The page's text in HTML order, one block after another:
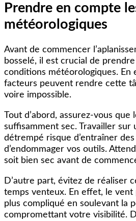
Prendre en compte
météorologiques
Avant de commencer
bosselé, il est crucial de
conditions météorologiques. En
facteurs peuvent rendre cette
voire impossible.
Tout d’abord, assurez-vous que
suffisamment sec. Travailler sur
détrempé risque d’entraîner
d’endommager vos outils.
soit bien sec avant de
D’autre part, évitez de réaliser
temps venteux. En effet, le vent
plus compliqué en soulevant la
compromettant votre visibilité.